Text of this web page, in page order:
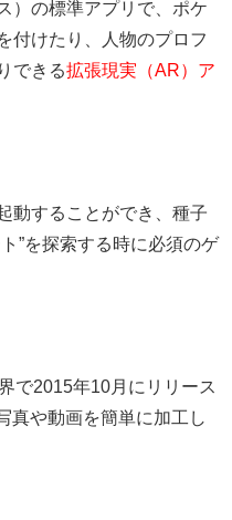
）の標準アプリで、ポケ
付けたり、人物のプロフ
できる拡張現実（AR）ア
動することができ、種子
”を探索する時に必須のゲ
で2015年10月にリリース
真や動画を簡単に加工し